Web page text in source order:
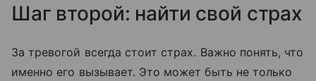
Шаг второй: найти свой страх
За тревогой всегда стоит страх. Важно понять, что
именно его вызывает. Это может быть не только